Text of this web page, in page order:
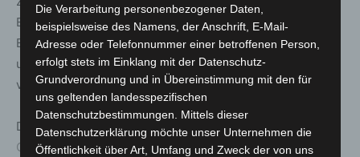
Einsatzkräfte dürfe nicht zur Normalität werden. Die
Bundesregierung plant daher gesetzliche Maßnahmen,
um Einsatzkräfte besser zu schützen, Strafen zu
verschärfen und Verfahren zu beschleunigen.
Das Bundeslagebild finden Sie hier:
www.bka.de/BLB-
Gewalt-gg-Polizei2024
Die Verarbeitung personenbezogener Daten,
beispielsweise des Namens, der Anschrift, E-Mail-
Adresse oder Telefonnummer einer betroffenen Person,
erfolgt stets im Einklang mit der Datenschutz-
Grundverordnung und in Übereinstimmung mit den für
uns geltenden landesspezifischen
Datenschutzbestimmungen. Mittels dieser
Datenschutzerklärung möchte unser Unternehmen die
Öffentlichkeit über Art, Umfang und Zweck der von uns